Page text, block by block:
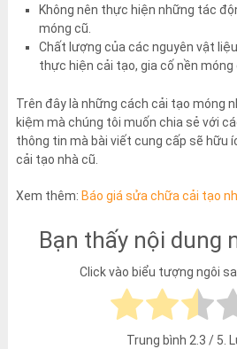
Không nên thực hiện những tác
móng cũ.
Chất lượng của các nguyên vật
thực hiện cải tạo, gia cố nền móng
Trên đây là những cách cải tạo móng
kiệm mà chúng tôi muốn chia sẻ với
thông tin mà bài viết cung cấp sẽ hữu
cải tạo nhà cũ.
Xem thêm: Báo giá sửa chữa cải tạo
Bạn thấy nội dung
Click vào biểu tượng ngôi
Trung bình 2.3 / 5.